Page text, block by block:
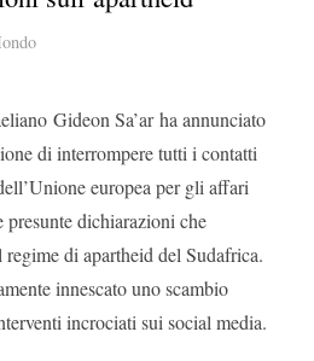
Gideon Sa’ar ha annunciato
di interrompere tutti i contatti
europea per gli affari
dichiarazioni che
regime di apartheid del Sudafrica.
innescato uno scambio
incrociati sui social media.